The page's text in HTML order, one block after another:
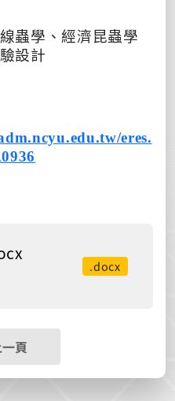
蟲學、經濟昆蟲學
設計
eres.
.docx
頁